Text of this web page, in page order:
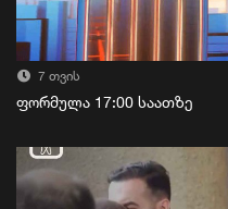
7 თვის
ფორმულა 17:00 საათზე